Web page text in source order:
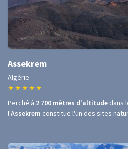
Assekrem
Algérie
★ ★ ★ ★ ★
Perché à 2 700 mètres d'altitude dans
l'Assekrem constitue l'un des sites